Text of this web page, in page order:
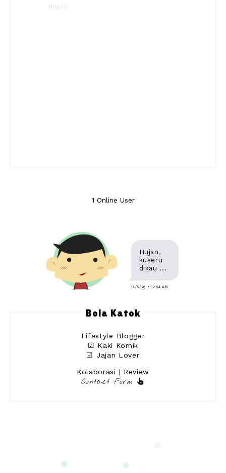
Reply
1 Online User
Hujan,
kuseru
dikau ...
14/5/26 • 12:54 AM
Bola Katok
Lifestyle Blogger
☑ Kaki Komik
☑ Jajan Lover
Kolaborasi | Review
Contact Form